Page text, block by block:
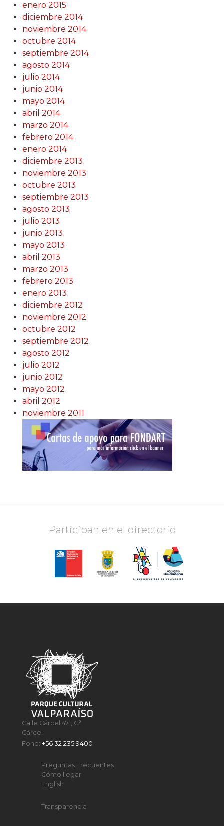
enero 2015
diciembre 2014
noviembre 2014
octubre 2014
septiembre 2014
agosto 2014
julio 2014
junio 2014
mayo 2014
abril 2014
marzo 2014
febrero 2014
enero 2014
diciembre 2013
noviembre 2013
octubre 2013
septiembre 2013
agosto 2013
julio 2013
junio 2013
mayo 2013
abril 2013
marzo 2013
febrero 2013
enero 2013
diciembre 2012
noviembre 2012
octubre 2012
septiembre 2012
agosto 2012
julio 2012
junio 2012
mayo 2012
abril 2012
noviembre 2011
Participan en el directorio
Calle Cárcel 471, C°
Cárcel
Fono:+56 32 235 9400
Preguntas Frecuentes
Cómo llegar
English
Transparencia